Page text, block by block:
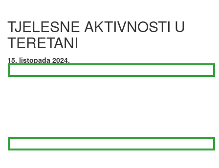
TJELESNE AKTIVNOSTI U
TERETANI
15. listopada 2024.